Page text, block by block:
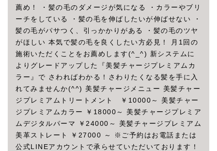
薦め！ ・髪の毛のダメージが気になる ・カラーやブリ
ーチをしている ・髪の毛を伸ばしたいが伸ばせない ・
髪の毛がパサつく、引っかかりがある ・髪の毛のツヤ
がほしい 本気で髪の毛を良くしたい方必見！ 月1回の
施術いただくことをお薦めします(^_^) 新システムに
よりグレードアップした『美髪チャージプレミアムカ
ラー』で さわればわかる！さわりたくなる髪を手に入
れてみませんか(^^) 美髪チャージメニュー 美髪チャー
ジプレミアムトリートメント ￥10000～ 美髪チャー
ジプレミアムカラー ￥18000～ 美髪チャージプレミア
ムデジタルパーマ ￥24000～ 美髪チャージプレミアム
美革ストレート ￥27000 ～ ※ご予約はお電話または
公式LINEアカウントで承らせていただいております！